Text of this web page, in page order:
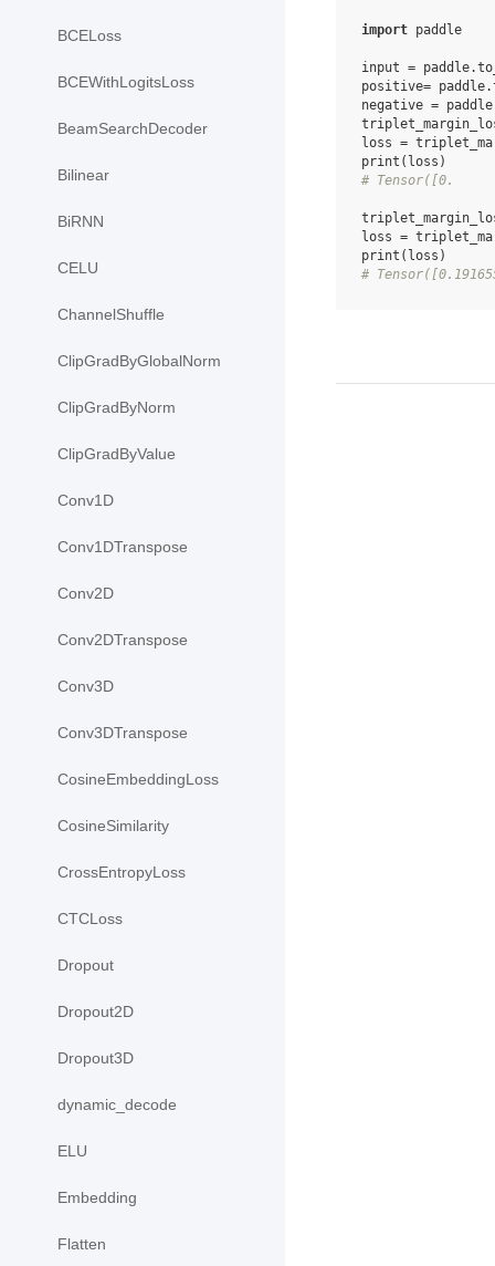
BCELoss
BCEWithLogitsLoss
BeamSearchDecoder
Bilinear
BiRNN
CELU
ChannelShuffle
ClipGradByGlobalNorm
ClipGradByNorm
ClipGradByValue
Conv1D
Conv1DTranspose
Conv2D
Conv2DTranspose
Conv3D
Conv3DTranspose
CosineEmbeddingLoss
CosineSimilarity
CrossEntropyLoss
CTCLoss
Dropout
Dropout2D
Dropout3D
dynamic_decode
ELU
Embedding
Flatten
import paddle
input = paddle.
positive= paddle.
negative = paddle
loss =
print ( loss )
# Tensor([0.
loss =
print ( loss )
#